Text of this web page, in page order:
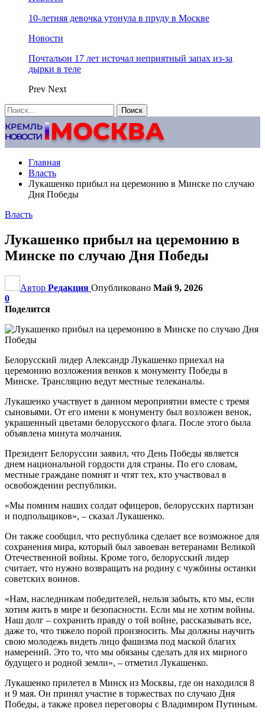
10-летняя девочка утонула в пруду в Москве
Новости
Почтальон 17 лет источал неприятный запах из-за
дырки в теле
Prev Next
Главная
Власть
Лукашенко прибыл на церемонию в Минске по случаю
Дня Победы
Власть
Лукашенко прибыл на церемонию в
Минске по случаю Дня Победы
Автор Редакция Опубликовано Май 9, 2026
0
Поделится
Белорусский лидер Александр Лукашенко приехал на
церемонию возложения венков к монументу Победы в
Минске. Трансляцию ведут местные телеканалы.
Лукашенко участвует в данном мероприятии вместе с тремя
сыновьями. От его имени к монументу был возложен венок,
украшенный цветами белорусского флага. После этого была
объявлена минута молчания.
Президент Белоруссии заявил, что День Победы является
днем национальной гордости для страны. По его словам,
местные граждане помнят и чтят тех, кто участвовал в
освобождении республики.
«Мы помним наших солдат офицеров, белорусских партизан
и подпольщиков», – сказал Лукашенко.
Он также сообщил, что республика сделает все возможное для
сохранения мира, который был завоеван ветеранами Великой
Отечественной войны. Кроме того, белорусский лидер
считает, что нужно возвращать на родину с чужбины останки
советских воинов.
«Нам, наследникам победителей, нельзя забыть, кто мы, если
хотим жить в мире и безопасности. Если мы не хотим войны.
Наш долг – сохранить правду о той войне, рассказывать все,
даже то, что тяжело порой произносить. Мы должны научить
свою молодежь видеть лицо фашизма под маской благих
намерений. Это то, что мы обязаны сделать для их мирного
будущего и родной земли», – отметил Лукашенко.
Лукашенко прилетел в Минск из Москвы, где он находился 8
и 9 мая. Он принял участие в торжествах по случаю Дня
Победы, а также провел переговоры с Владимиром Путиным.